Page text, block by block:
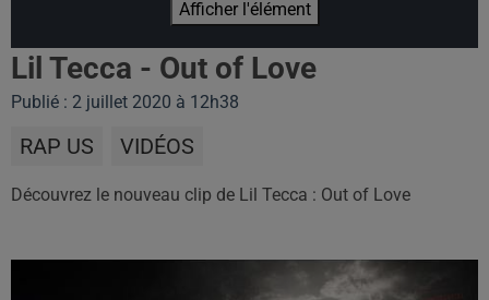
Afficher l'élément
Lil Tecca - Out of Love
Publié : 2 juillet 2020 à 12h38
RAP US VIDÉOS
Découvrez le nouveau clip de Lil Tecca : Out of Love